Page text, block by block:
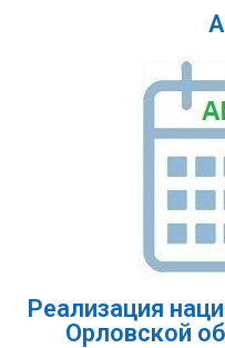
Реализация
Орловской